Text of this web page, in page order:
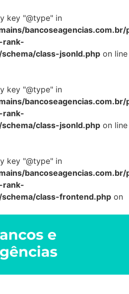
key "@type" in
rank-
class-jsonld.php on line
key "@type" in
rank-
class-jsonld.php on line
key "@type" in
rank-
class-frontend.php on